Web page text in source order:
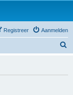
Aanmelden
Registreer